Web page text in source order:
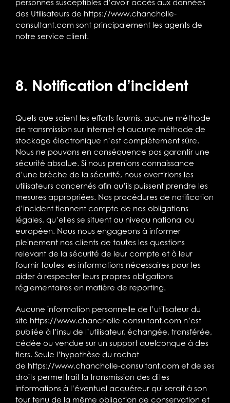
personnes susceptibles d’avoir accès aux données
des Utilisateurs de https://www.chancholle-
consultant.com sont principalement les agents de
notre service client.
8. Notification d’incident
Quels que soient les efforts fournis, aucune méthode
de transmission sur Internet et aucune méthode de
stockage électronique n’est complètement sûre.
Nous ne pouvons en conséquence pas garantir une
sécurité absolue. Si nous prenions connaissance
d’une brèche de la sécurité, nous avertirions les
utilisateurs concernés afin qu’ils puissent prendre les
mesures appropriées. Nos procédures de notification
d’incident tiennent compte de nos obligations
légales, qu’elles se situent au niveau national ou
européen. Nous nous engageons à informer
pleinement nos clients de toutes les questions
relevant de la sécurité de leur compte et à leur
fournir toutes les informations nécessaires pour les
aider à respecter leurs propres obligations
réglementaires en matière de reporting.
Aucune information personnelle de l’utilisateur du
site https://www.chancholle-consultant.com n’est
publiée à l’insu de l’utilisateur, échangée, transférée,
cédée ou vendue sur un support quelconque à des
tiers. Seule l’hypothèse du rachat
de https://www.chancholle-consultant.com et de ses
droits permettrait la transmission des dites
informations à l’éventuel acquéreur qui serait à son
tour tenu de la même obligation de conservation et